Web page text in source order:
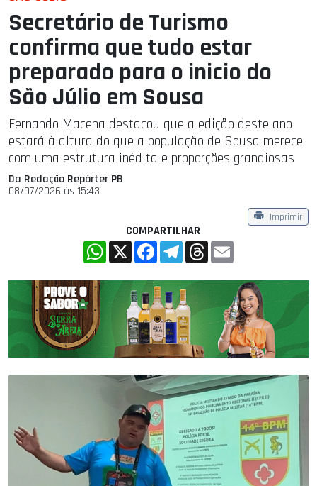
Secretário de Turismo
confirma que tudo estar
preparado para o inicio do
São Júlio em Sousa
Fernando Macena destacou que a edição deste ano
estará à altura do que a população de Sousa merece,
com uma estrutura inédita e proporções grandiosas
Da Redação Repórter PB
08/07/2026 às 15:43
Imprimir
COMPARTILHAR
WhatsApp
X FacebookTelegramThreads